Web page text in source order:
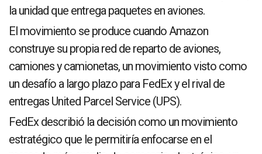
la unidad que entrega paquetes en aviones.
El movimiento se produce cuando Amazon
construye su propia red de reparto de aviones,
camiones y camionetas, un movimiento visto como
un desafío a largo plazo para FedEx y el rival de
entregas United Parcel Service (UPS).
FedEx describió la decisión como un movimiento
estratégico que le permitiría enfocarse en el